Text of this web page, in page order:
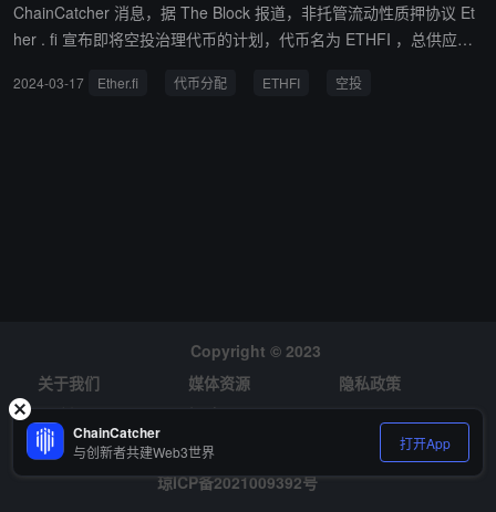
ChainCatcher 消息，据 The Block 报道，非托管流动性质押协议 Et
her . fi 宣布即将空投治理代币的计划，代币名为 ETHFI ，总供应量
名为"第一季"（ Season1 ），将释放代币总供应量的 6%；第二阶段
2024-03-17 Ether.fi 代币分配 ETHFI 空投
Copyright © 2023
关于我们
媒体资源
隐私政策
风险提示
招聘
琼ICP备2021009392号
ChainCatcher
与创新者共建Web3世界 打开App